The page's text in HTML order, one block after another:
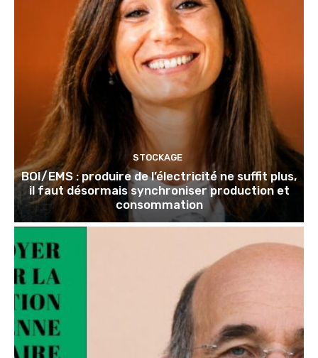
STOCKAGE
BOI/EMS : produire de l’électricité ne suffit plus,
il faut désormais synchroniser production et
consommation